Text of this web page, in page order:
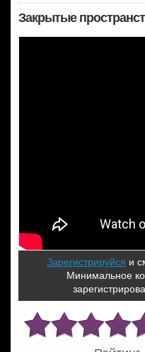
Закрытые
Зарегистрируйся и
Минимальное